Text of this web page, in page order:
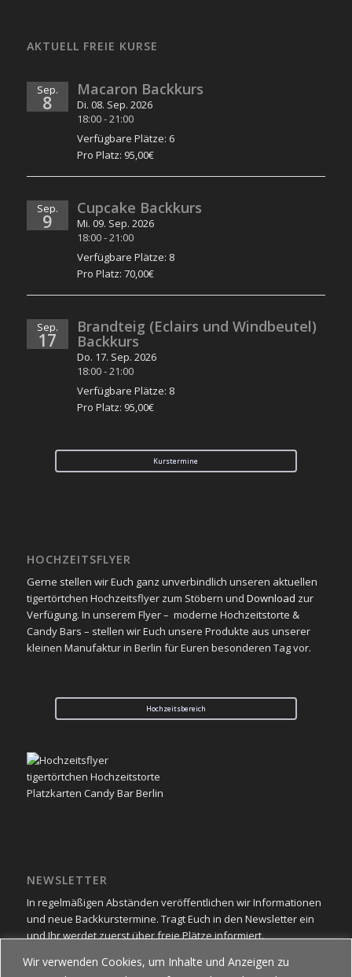
Wir verwenden Cookies, um Inhalte und Anzeigen zu
AKTUELL FREIE KURSE
Sep.
8
Macaron Backkurs
Di. 08. Sep. 2026
18:00-21:00
Verfügbare Plätze: 6
Pro Platz: 95,00€
Sep.
9
Cupcake Backkurs
Mi. 09. Sep. 2026
18:00-21:00
Verfügbare Plätze: 8
Pro Platz: 70,00€
Sep.
17
Brandteig (Eclairs und Windbeutel)
Backkurs
Do. 17. Sep. 2026
18:00-21:00
Verfügbare Plätze: 8
Pro Platz: 95,00€
Kurstermine
HOCHZEITSFLYER
Gerne stellen wir Euch ganz unverbindlich unseren aktuellen
tigertörtchen Hochzeitsflyer zum Stöbern und Download zur
Verfügung. In unserem Flyer – moderne Hochzeitstorte &
Candy Bars – stellen wir Euch unsere Produkte aus unserer
kleinen Manufaktur in Berlin für Euren besonderen Tag vor.
Hochzeitsbereich
NEWSLETTER
In regelmäßigen Abständen veröffentlichen wir Informationen
und neue Backkurstermine. Tragt Euch in den Newsletter ein
und Ihr werdet zuerst über freie Plätze informiert.
Newsletter